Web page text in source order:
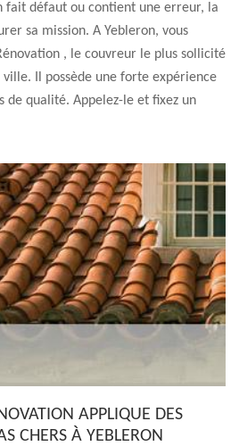
fait défaut ou contient une erreur, la
sa mission. A Yebleron, vous
, le couvreur le plus sollicité
Il possède une forte expérience
de qualité. Appelez-le et fixez un
APPLIQUE DES
CHERS À YEBLERON